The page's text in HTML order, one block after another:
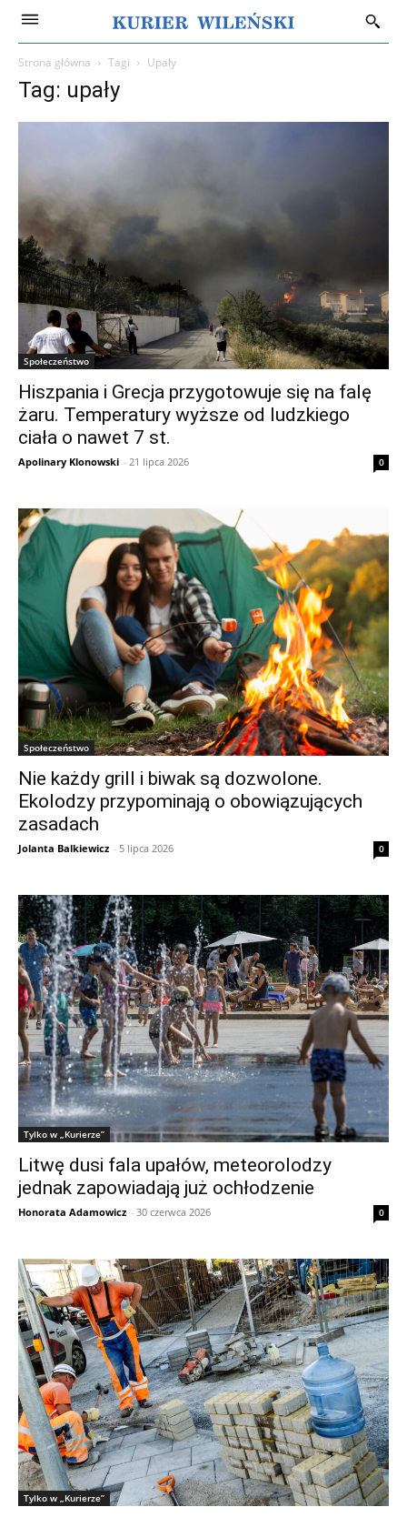
Strona główna Tagi Upały
Tag: upały
Społeczeństwo
Hiszpania i Grecja przygotowuje się na falę
żaru. Temperatury wyższe od ludzkiego
ciała o nawet 7 st.
Apolinary Klonowski - 21 lipca 2026 0
Społeczeństwo
Nie każdy grill i biwak są dozwolone.
Ekolodzy przypominają o obowiązujących
zasadach
Jolanta Balkiewicz - 5 lipca 2026 0
Tylko w „Kurierze”
Litwę dusi fala upałów, meteorolodzy
jednak zapowiadają już ochłodzenie
Honorata Adamowicz - 30 czerwca 2026 0
Tylko w „Kurierze”